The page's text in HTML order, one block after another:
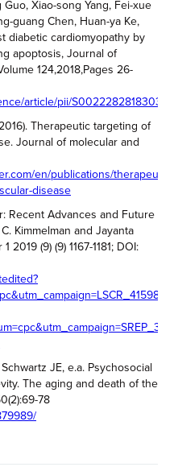
Xiao-song Yang, Fei-xue
guang Chen, Huan-ya Ke,
diabetic cardiomyopathy by
apoptosis, Journal of
124,2018,Pages 26-
article/pii/
Therapeutic targeting of
Journal of molecular and
en/publications/therapeutic-
disease
Recent Advances and Future
Kimmelman and Jayanta
(9) (9) 1167-1181; DOI:
JE, e.a. Psychosocial
The aging and death of the
78